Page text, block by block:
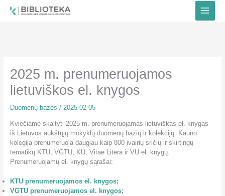
2025 m. prenumeruojamos
lietuviškos el. knygos
Duomenų bazės / 2025-02-05
Kviečiame skaityti 2025 m. prenumeruojamas lietuviškas el. knygas
iš Lietuvos aukštųjų mokyklų duomenų bazių ir kolekcijų. Kauno
kolegija prenumeruoja daugiau kaip 800 įvairių sričių ir skirtingų
tematikų KTU, VGTU, KU, Vitae Litera ir VU el. knygų.
Prenumeruojamų el. knygų sąrašai:
KTU prenumeruojamos el. knygos;
VGTU prenumeruojamos el. knygos;